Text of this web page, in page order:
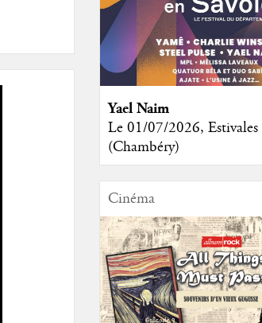
Yael Naim
Le 01/07/2026, Estivales
(Chambéry)
Cinéma